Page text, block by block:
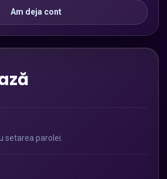
Am deja cont
setarea parolei.